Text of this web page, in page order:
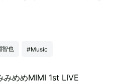
智也 #Music
みめめMIMI 1st LIVE